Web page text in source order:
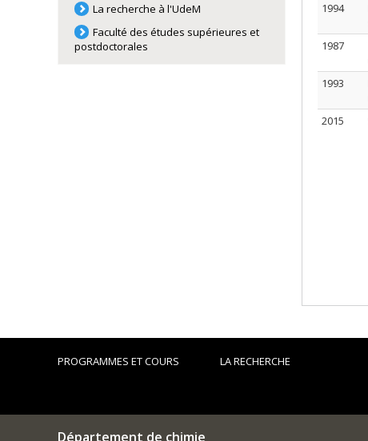
1994
1987
1993
2015
La recherche à l'UdeM
Faculté des études supérieures et
postdoctorales
PROGRAMMES ET COURS LA RECHERCHE
Département de chimie